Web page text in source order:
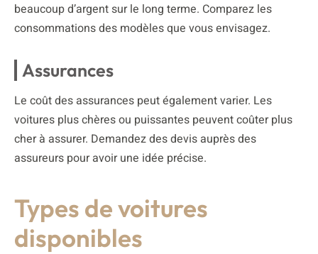
beaucoup d’argent sur le long terme. Comparez les
consommations des modèles que vous envisagez.
Assurances
Le coût des assurances peut également varier. Les
voitures plus chères ou puissantes peuvent coûter plus
cher à assurer. Demandez des devis auprès des
assureurs pour avoir une idée précise.
Types de voitures
disponibles